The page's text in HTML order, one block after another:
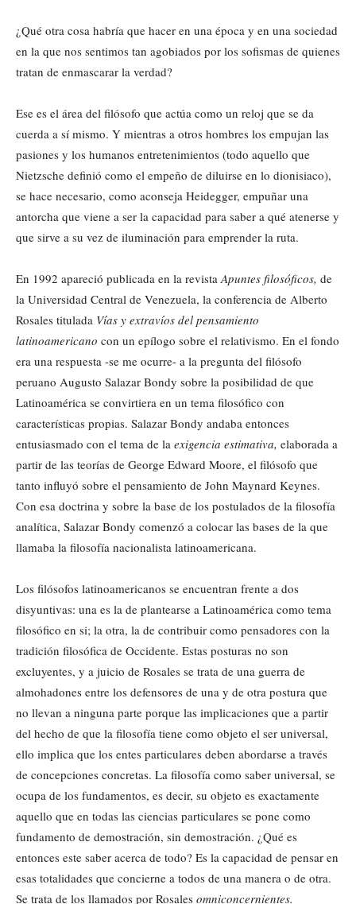
¿Qué otra cosa habría que hacer en una época y en una sociedad
en la que nos sentimos tan agobiados por los sofismas de quienes
tratan de enmascarar la verdad?
Ese es el área del filósofo que actúa como un reloj que se da
cuerda a sí mismo. Y mientras a otros hombres los empujan las
pasiones y los humanos entretenimientos (todo aquello que
Nietzsche definió como el empeño de diluirse en lo dionisiaco),
se hace necesario, como aconseja Heidegger, empuñar una
antorcha que viene a ser la capacidad para saber a qué atenerse y
que sirve a su vez de iluminación para emprender la ruta.
En 1992 apareció publicada en la revistaApuntes filosóficos, de
la Universidad Central de Venezuela, la conferencia de Alberto
Rosales titulada Vías y extravíos del pensamiento
latinoamericano con un epílogo sobre el relativismo. En el fondo
era una respuesta -se me ocurre- a la pregunta del filósofo
peruano Augusto Salazar Bondy sobre la posibilidad de que
Latinoamérica se convirtiera en un tema filosófico con
características propias. Salazar Bondy andaba entonces
entusiasmado con el tema de la exigencia estimativa, elaborada a
partir de las teorías de George Edward Moore, el filósofo que
tanto influyó sobre el pensamiento de John Maynard Keynes.
Con esa doctrina y sobre la base de los postulados de la filosofía
analítica, Salazar Bondy comenzó a colocar las bases de la que
llamaba la filosofía nacionalista latinoamericana.
Los filósofos latinoamericanos se encuentran frente a dos
disyuntivas: una es la de plantearse a Latinoamérica como tema
filosófico en si; la otra, la de contribuir como pensadores con la
tradición filosófica de Occidente. Estas posturas no son
excluyentes, y a juicio de Rosales se trata de una guerra de
almohadones entre los defensores de una y de otra postura que
no llevan a ninguna parte porque las implicaciones que a partir
del hecho de que la filosofía tiene como objeto el ser universal,
ello implica que los entes particulares deben abordarse a través
de concepciones concretas. La filosofía como saber universal, se
ocupa de los fundamentos, es decir, su objeto es exactamente
aquello que en todas las ciencias particulares se pone como
fundamento de demostración, sin demostración. ¿Qué es
entonces este saber acerca de todo? Es la capacidad de pensar en
esas totalidades que concierne a todos de una manera o de otra.
Se trata de los llamados por Rosales omniconcernientes.